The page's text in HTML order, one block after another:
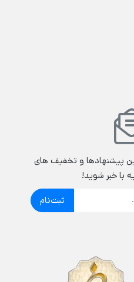
پیشنهادها و تخفیف های
با خبر شوید!
ثبت‌نام